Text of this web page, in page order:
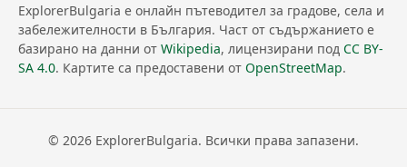
ExplorerBulgaria е онлайн пътеводител за градове, села и
забележителности в България. Част от съдържанието е
базирано на данни от Wikipedia, лицензирани под CC BY-
SA 4.0. Картите са предоставени от OpenStreetMap.
© 2026 ExplorerBulgaria. Всички права запазени.